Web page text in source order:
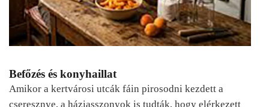
Befőzés és konyhaillat
Amikor a kertvárosi utcák fáin pirosodni kezdett a
cseresznye, a háziasszonyok is tudták, hogy elérkezett